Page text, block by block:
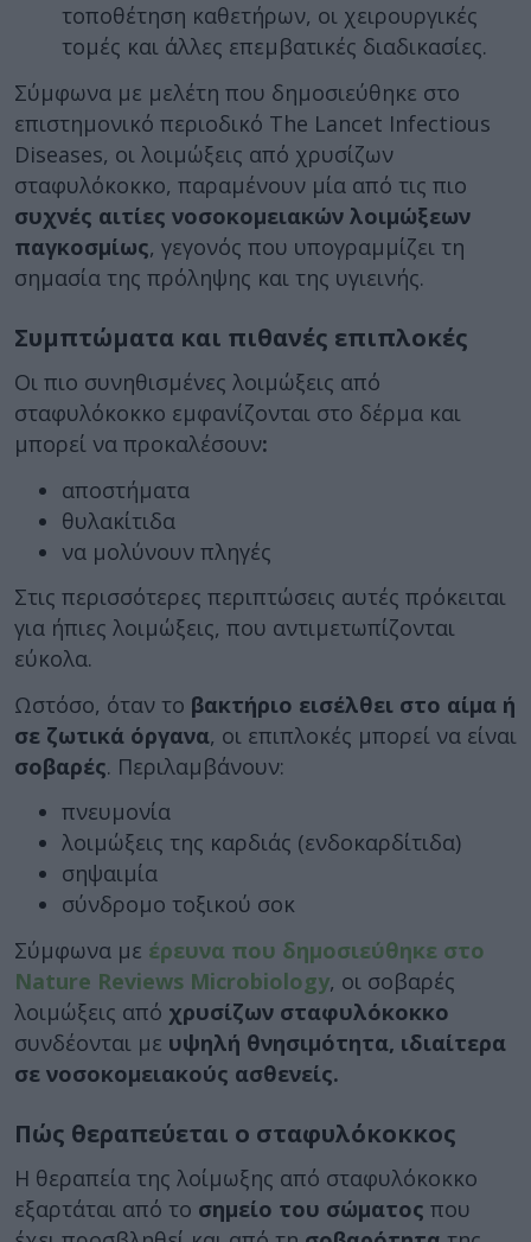
τοποθέτηση καθετήρων, οι χειρουργικές
τομές και άλλες επεμβατικές διαδικασίες.
Σύμφωνα με μελέτη που δημοσιεύθηκε στο
επιστημονικό περιοδικό The Lancet Infectious
Diseases, οι λοιμώξεις από χρυσίζων
σταφυλόκοκκο, παραμένουν μία από τις πιο
συχνές αιτίες νοσοκομειακών λοιμώξεων
παγκοσμίως, γεγονός που υπογραμμίζει τη
σημασία της πρόληψης και της υγιεινής.
Συμπτώματα και πιθανές επιπλοκές
Οι πιο συνηθισμένες λοιμώξεις από
σταφυλόκοκκο εμφανίζονται στο δέρμα και
μπορεί να προκαλέσουν:
αποστήματα
θυλακίτιδα
να μολύνουν πληγές
Στις περισσότερες περιπτώσεις αυτές πρόκειται
για ήπιες λοιμώξεις, που αντιμετωπίζονται
εύκολα.
Ωστόσο, όταν το βακτήριο εισέλθει στο αίμα ή
σε ζωτικά όργανα, οι επιπλοκές μπορεί να είναι
σοβαρές. Περιλαμβάνουν:
πνευμονία
λοιμώξεις της καρδιάς (ενδοκαρδίτιδα)
σηψαιμία
σύνδρομο τοξικού σοκ
Σύμφωνα με έρευνα που δημοσιεύθηκε στο
Nature Reviews Microbiology, οι σοβαρές
λοιμώξεις από χρυσίζων σταφυλόκοκκο
συνδέονται με υψηλή θνησιμότητα, ιδιαίτερα
σε νοσοκομειακούς ασθενείς.
Πώς θεραπεύεται ο σταφυλόκοκκος
Η θεραπεία της λοίμωξης από σταφυλόκοκκο
εξαρτάται από το σημείο του σώματος που